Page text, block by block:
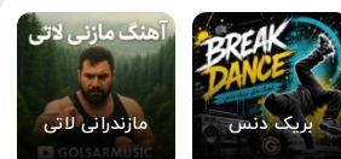
بریک دنس مازندرانی لاتی